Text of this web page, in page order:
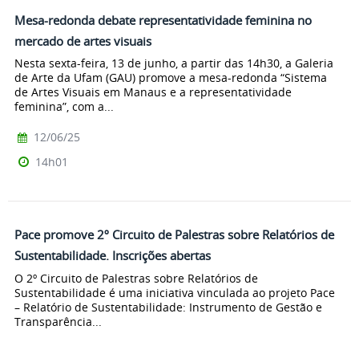
Mesa-redonda debate representatividade feminina no
mercado de artes visuais
Nesta sexta-feira, 13 de junho, a partir das 14h30, a Galeria
de Arte da Ufam (GAU) promove a mesa-redonda “Sistema
de Artes Visuais em Manaus e a representatividade
feminina”, com a...
12/06/25
14h01
Pace promove 2º Circuito de Palestras sobre Relatórios de
Sustentabilidade. Inscrições abertas
O 2º Circuito de Palestras sobre Relatórios de
Sustentabilidade é uma iniciativa vinculada ao projeto Pace
– Relatório de Sustentabilidade: Instrumento de Gestão e
Transparência...